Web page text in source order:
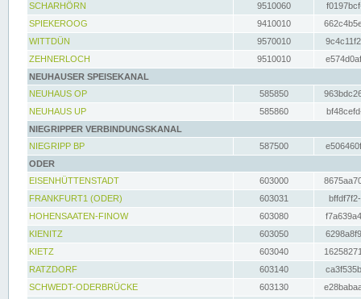
SCHARHÖRN
9510060
SPIEKEROOG
9410010
WITTDÜN
9570010
ZEHNERLOCH
9510010
NEUHAUSER SPEISEKANAL
NEUHAUS OP
585850
NEUHAUS UP
585860
NIEGRIPPER VERBINDUNGSKANAL
NIEGRIPP BP
587500
ODER
EISENHÜTTENSTADT
603000
FRANKFURT1 (ODER)
603031
HOHENSAATEN-FINOW
603080
KIENITZ
603050
KIETZ
603040
RATZDORF
603140
SCHWEDT-ODERBRÜCKE
603130